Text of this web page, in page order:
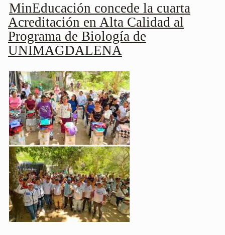
MinEducación concede la cuarta
Acreditación en Alta Calidad al
Programa de Biología de
UNIMAGDALENA